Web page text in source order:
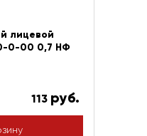
лицевой
0-00 0,7 НФ
113 руб.